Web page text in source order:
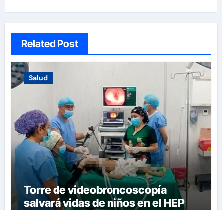
Related Post
Salud
Torre de videobroncoscopía
salvará vidas de niños en el HEP